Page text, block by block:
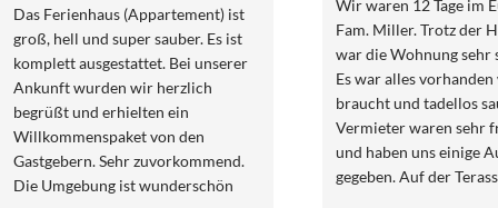
Das Ferienhaus (Appartement) ist
groß, hell und super sauber. Es ist
komplett ausgestattet. Bei unserer
Ankunft wurden wir herzlich
begrüßt und erhielten ein
Willkommenspaket von den
Gastgebern. Sehr zuvorkommend.
Die Umgebung ist wunderschön
Wir waren 12 Tage im
Fam. Miller. Trotz der
war die Wohnung sehr
Es war alles vorhanden
braucht und tadellos
Vermieter waren sehr
und haben uns einige
gegeben. Auf der